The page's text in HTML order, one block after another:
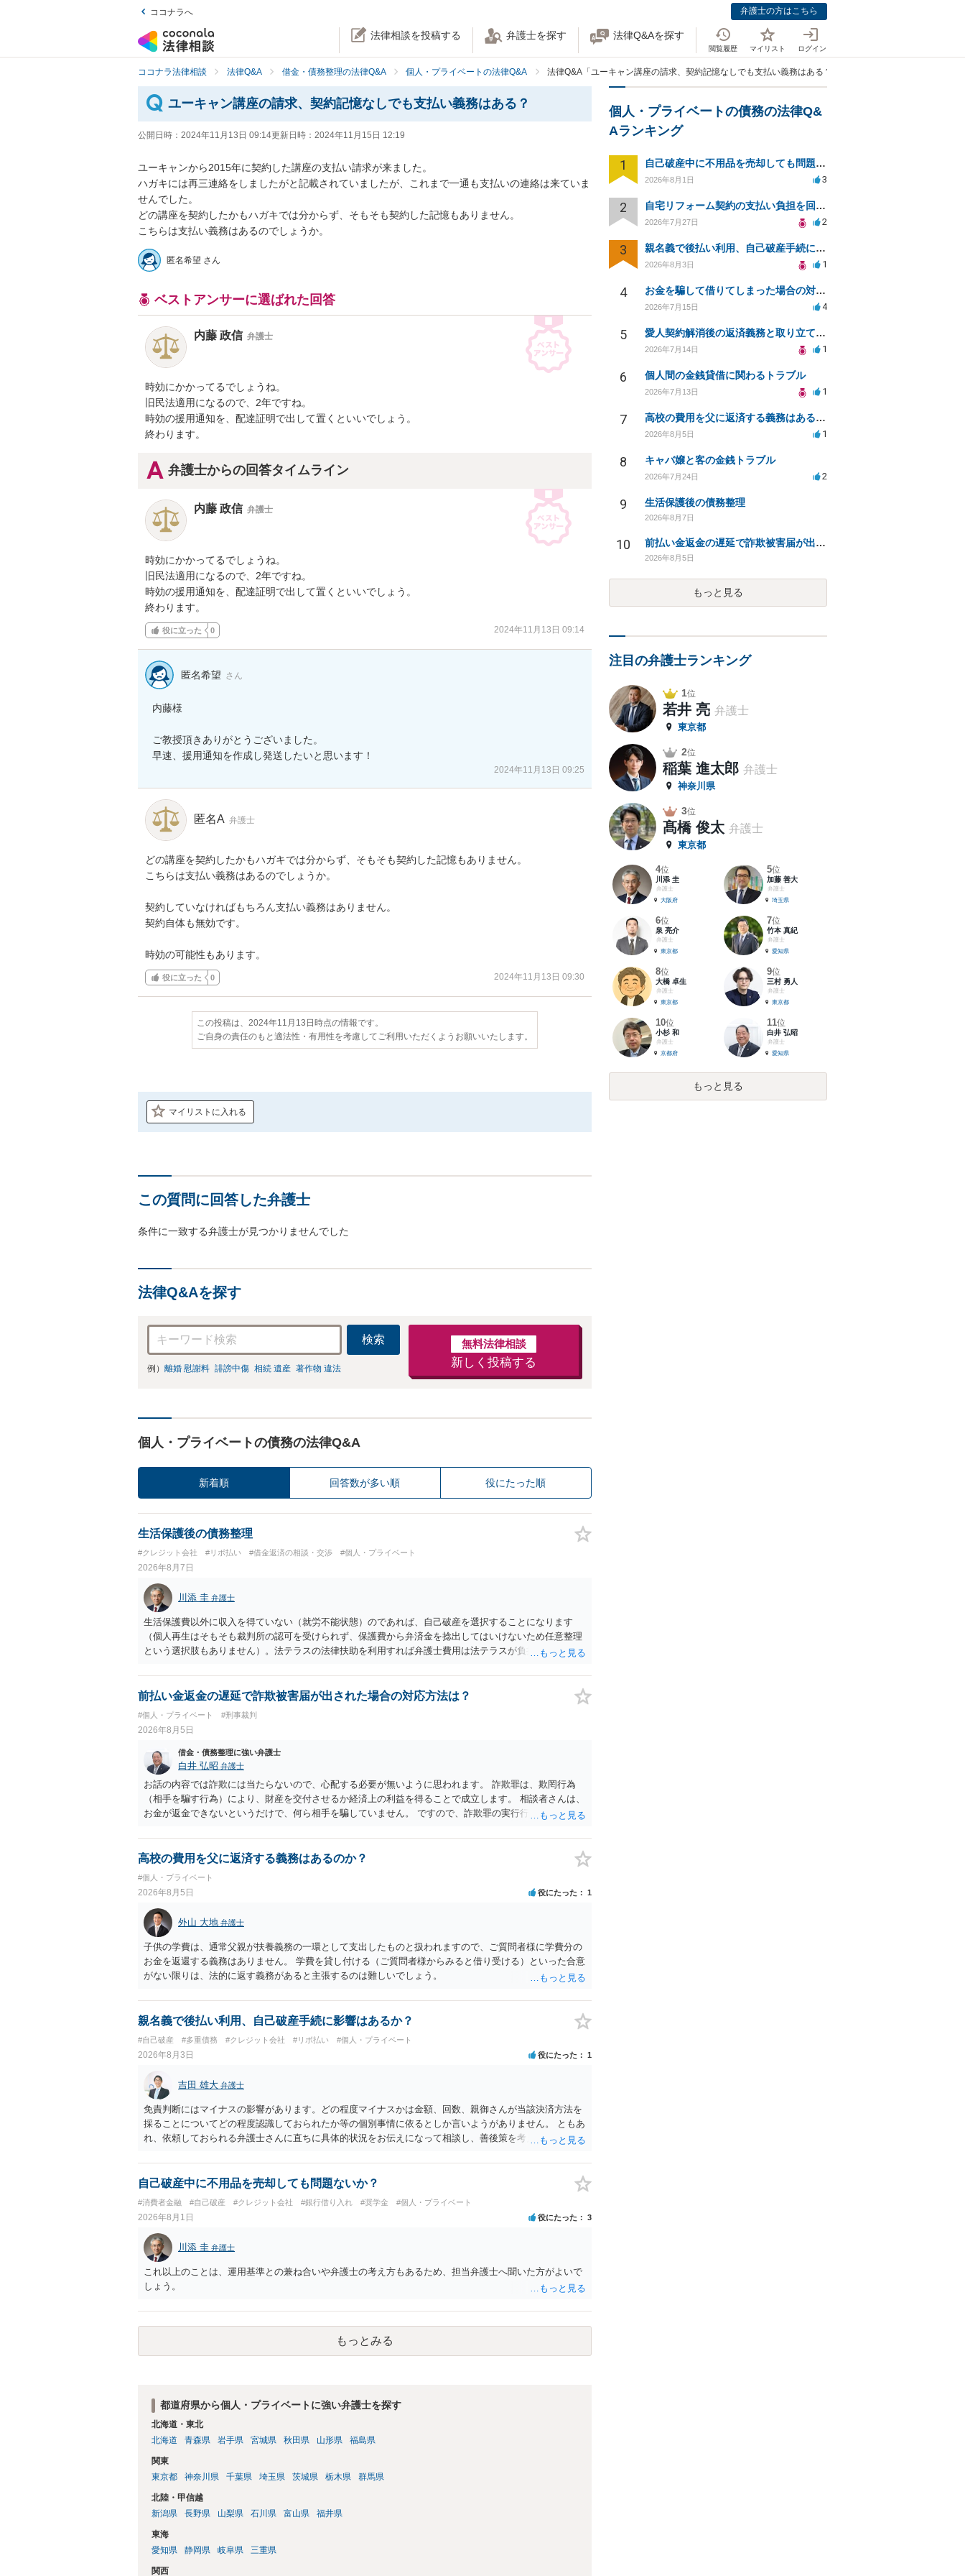
ココナラへ 弁護士の方はこちら
法律相談を投稿する 弁護士を探す 法律Q&Aを探す
閲覧履歴 マイリスト ログイン
ココナラ法律相談 法律Q&A 借金・債務整理の法律Q&A 個人・プライベートの法律Q&A 法律Q&A「ユーキャン講座の請求、契約記憶なしでも支払い義務はある？」
ユーキャン講座の請求、契約記憶なしでも支払い義務はある？
公開日時： 2024年11月13日 09:14更新日時： 2024年11月15日 12:19
ユーキャンから2015年に契約した講座の支払い請求が来ました。
ハガキには再三連絡をしましたがと記載されていましたが、これまで一通も支払いの連絡は来ていま
せんでした。
どの講座を契約したかもハガキでは分からず、そもそも契約した記憶もありません。
こちらは支払い義務はあるのでしょうか。
匿名希望 さん
ベストアンサーに選ばれた回答
内藤 政信 弁護士
時効にかかってるでしょうね。
旧民法適用になるので、2年ですね。
時効の援用通知を、配達証明で出して置くといいでしょう。
終わります。
弁護士からの回答タイムライン
内藤 政信 弁護士
時効にかかってるでしょうね。
旧民法適用になるので、2年ですね。
時効の援用通知を、配達証明で出して置くといいでしょう。
終わります。
役に立った 0 2024年11月13日 09:14
匿名希望 さん
内藤様
ご教授頂きありがとうございました。
早速、援用通知を作成し発送したいと思います！
2024年11月13日 09:25
匿名A 弁護士
どの講座を契約したかもハガキでは分からず、そもそも契約した記憶もありません。
こちらは支払い義務はあるのでしょうか。
契約していなければもちろん支払い義務はありません。
契約自体も無効です。
時効の可能性もあります。
役に立った 0 2024年11月13日 09:30
この投稿は、2024年11月13日時点の情報です。
ご自身の責任のもと適法性・有用性を考慮してご利用いただくようお願いいたします。
マイリストに入れる
この質問に回答した弁護士
条件に一致する弁護士が見つかりませんでした
法律Q&Aを探す
検索
例） 離婚 慰謝料 誹謗中傷 相続 遺産 著作物 違法
無料法律相談
新しく投稿する
個人・プライベートの債務の法律Q&A
新着順 回答数が多い順 役にたった順
生活保護後の債務整理
#クレジット会社 #リボ払い #借金返済の相談・交渉 #個人・プライベート
2026年8月7日
川添 圭 弁護士
生活保護費以外に収入を得ていない（就労不能状態）のであれば、自己破産を選択することになります
（個人再生はそもそも裁判所の認可を受けられず、保護費から弁済金を捻出してはいけないため任意整理
という選択肢もありません）。法テラスの法律扶助を利用すれば弁護士費用は法テラスが負担し、裁判所
前払い金返金の遅延で詐欺被害届が出された場合の対応方法は？
#個人・プライベート #刑事裁判
2026年8月5日
借金・債務整理に強い弁護士
白井 弘昭 弁護士
お話の内容では詐欺には当たらないので、心配する必要が無いように思われます。 詐欺罪は、欺罔行為
（相手を騙す行為）により、財産を交付させるか経済上の利益を得ることで成立します。 相談者さんは、
お金が返金できないというだけで、何ら相手を騙していません。 ですので、詐欺罪の実行行為性が無く罪
を述べた場合は、捜査はあるかもしれません。 ただし、捜査において、真実を説明すれば、「ちゃんと返
しなさいよ」程度の注意で済むことだと思われます。 また、返せるお金が無いのであれば、返せないのは
高校の費用を父に返済する義務はあるのか？
#個人・プライベート
2026年8月5日 役にたった 1
外山 大地 弁護士
子供の学費は、通常父親が扶養義務の一環として支出したものと扱われますので、ご質問者様に学費分の
お金を返還する義務はありません。 学費を貸し付ける（ご質問者様からみると借り受ける）といった合意
がない限りは、法的に返す義務があると主張するのは難しいでしょう。
親名義で後払い利用、自己破産手続に影響はあるか？
#自己破産 #多重債務 #クレジット会社 #リボ払い #個人・プライベート
2026年8月3日 役にたった 1
吉田 雄大 弁護士
免責判断にはマイナスの影響があります。どの程度マイナスかは金額、回数、親御さんが当該決済方法を
採ることについてどの程度認識しておられたか等の個別事情に依るとしか言いようがありません。 ともあ
れ、依頼しておられる弁護士さんに直ちに具体的状況をお伝えになって相談し、善後策を考えることをお
自己破産中に不用品を売却しても問題ないか？
#消費者金融 #自己破産 #クレジット会社 #銀行借り入れ #奨学金 #個人・プライベート
2026年8月1日 役にたった 3
川添 圭 弁護士
これ以上のことは、運用基準との兼ね合いや弁護士の考え方もあるため、担当弁護士へ聞いた方がよいで
しょう。
もっとみる
都道府県から個人・プライベートに強い弁護士を探す
北海道・東北
北海道
青森県 岩手県 宮城県 秋田県 山形県 福島県
関東
東京都
神奈川県 千葉県 埼玉県 茨城県 栃木県 群馬県
北陸・甲信越
新潟県
長野県 山梨県 石川県 富山県 福井県
東海
愛知県
静岡県 岐阜県 三重県
関西
個人・プライベートの債務の法律Q&
Aランキング
1 自己破産中に不用品を売却しても問題ないか？
2026年8月1日 3
2 自宅リフォーム契約の支払い負担を回避する方法は？
2026年7月27日 2
3 親名義で後払い利用、自己破産手続に影響はあるか？
2026年8月3日 1
4 お金を騙して借りてしまった場合の対処法と今後の対応策
2026年7月15日 4
5 愛人契約解消後の返済義務と取り立て行為の合法性は？
2026年7月14日 1
6 個人間の金銭貸借に関わるトラブル
2026年7月13日 1
7 高校の費用を父に返済する義務はあるのか？
2026年8月5日 1
8 キャバ嬢と客の金銭トラブル
2026年7月24日 2
9 生活保護後の債務整理
2026年8月7日
10 前払い金返金の遅延で詐欺被害届が出された場合の対応方法は？
2026年8月5日
もっと見る
注目の弁護士ランキング
1位
若井 亮 弁護士
東京都
2位
稲葉 進太郎 弁護士
神奈川県
3位
髙橋 俊太 弁護士
東京都
4位
川添 圭
弁護士
大阪府
5位
加藤 善大
弁護士
埼玉県
6位
泉 亮介
弁護士
東京都
7位
竹本 真紀
弁護士
愛知県
8位
大橋 卓生
弁護士
東京都
9位
三村 勇人
弁護士
東京都
10位
小杉 和
弁護士
京都府
11位
白井 弘昭
弁護士
愛知県
もっと見る